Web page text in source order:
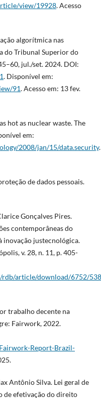
view/19928. Acesso
algorítmica nas
do Tribunal Superior do
jul./set. 2024. DOI:
. Disponível em:
91. Acesso em: 13 fev.
hot as nuclear waste. The
em:
2008/jan/15/data.security.
de dados pessoais.
Gonçalves Pires.
contemporâneas do
inovação justecnológica.
v. 28, n. 11, p. 405-
article/download/6752/
trabalho decente na
Fairwork, 2022.
Report-Brazil-
Antônio Silva. Lei geral de
de efetivação do direito